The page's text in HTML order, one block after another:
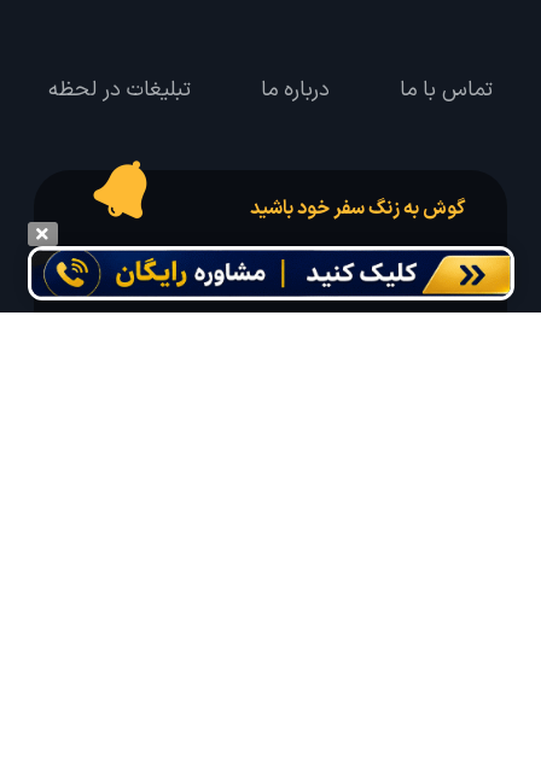
تماس با ما درباره ما تبلیغات در لحظه
گوش به زنگ سفر خود باشید
درخواست سفر خود را در مدت زمان دلخواه ثبت و پیامک بهترین آفر مربوط به تور
درخواستی خود را دریافت نمایید